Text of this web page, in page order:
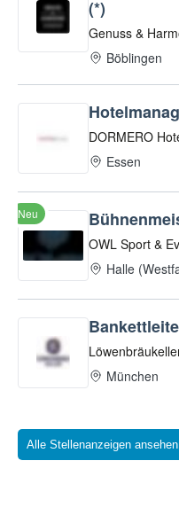
Alle Stellenanzeigen ansehen